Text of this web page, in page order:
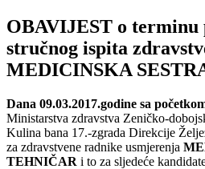
OBAVIJEST o terminu
stručnog ispita
MEDICINSKA
Dana 09.03.2017.godine sa
Ministarstva zdravstva Zeničko-
Kulina bana 17.-zgrada Direkcije
za zdravstvene radnike usmjerenja
TEHNIČAR i to za sljedeće